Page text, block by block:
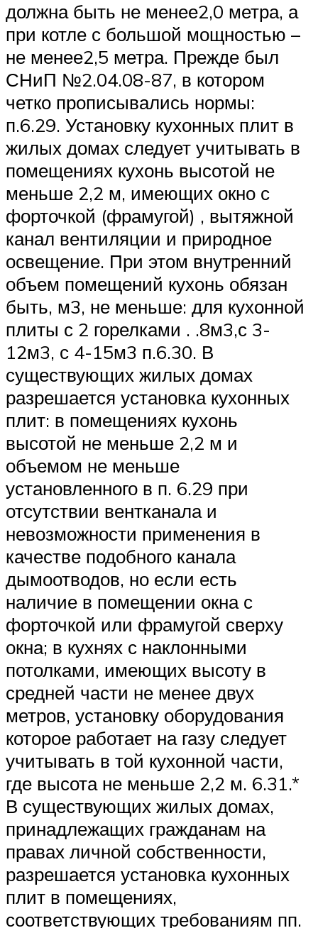
должна быть не менее2,0 метра, а
при котле с большой мощностью –
не менее2,5 метра. Прежде был
СНиП №2.04.08-87, в котором
четко прописывались нормы:
п.6.29. Установку кухонных плит в
жилых домах следует учитывать в
помещениях кухонь высотой не
меньше 2,2 м, имеющих окно с
форточкой (фрамугой) , вытяжной
канал вентиляции и природное
освещение. При этом внутренний
объем помещений кухонь обязан
быть, м3, не меньше: для кухонной
плиты с 2 горелками . .8м3,с 3-
12м3, с 4-15м3 п.6.30. В
существующих жилых домах
разрешается установка кухонных
плит: в помещениях кухонь
высотой не меньше 2,2 м и
объемом не меньше
установленного в п. 6.29 при
отсутствии вентканала и
невозможности применения в
качестве подобного канала
дымоотводов, но если есть
наличие в помещении окна с
форточкой или фрамугой сверху
окна; в кухнях с наклонными
потолками, имеющих высоту в
средней части не менее двух
метров, установку оборудования
которое работает на газу следует
учитывать в той кухонной части,
где высота не меньше 2,2 м. 6.31.*
В существующих жилых домах,
принадлежащих гражданам на
правах личной собственности,
разрешается установка кухонных
плит в помещениях,
соответствующих требованиям пп.